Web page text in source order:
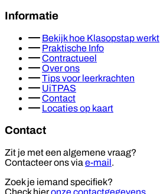
Informatie
Bekijk hoe Klasopstap werkt
Praktische Info
Contractueel
Over ons
Tips voor leerkrachten
UiTPAS
Contact
Locaties op kaart
Contact
Zit je met een algemene vraag?
Contacteer ons via e-mail.
Zoek je iemand specifiek?
Check hieronze contactgegevens